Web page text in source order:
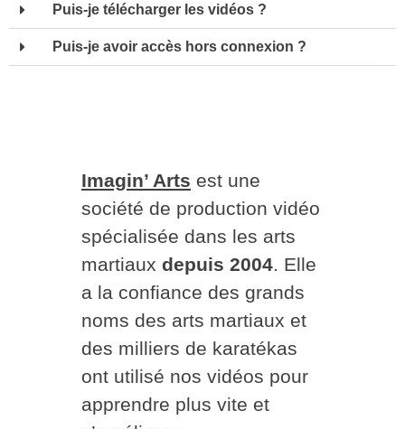
Puis-je télécharger les vidéos ?
Puis-je avoir accès hors connexion ?
Imagin’ Arts est une
société de production vidéo
spécialisée dans les arts
martiaux depuis 2004. Elle
a la confiance des grands
noms des arts martiaux et
des milliers de karatékas
ont utilisé nos vidéos pour
apprendre plus vite et